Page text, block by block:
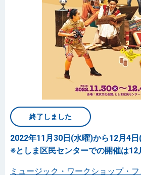
終了しました
2022年11月30日(水曜)から12月4
※としま区民センターでの開催は
ミュージック・ワークショップ・フ